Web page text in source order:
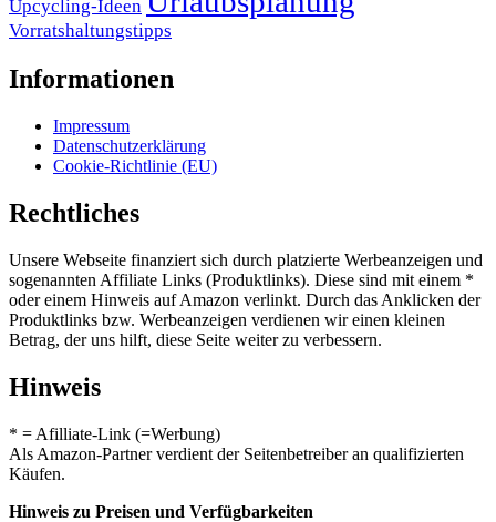
Upcycling-Ideen
Vorratshaltungstipps
Informationen
Impressum
Datenschutzerklärung
Cookie-Richtlinie (EU)
Rechtliches
Unsere Webseite finanziert sich durch platzierte Werbeanzeigen und
sogenannten Affiliate Links (Produktlinks). Diese sind mit einem *
oder einem Hinweis auf Amazon verlinkt. Durch das Anklicken der
Produktlinks bzw. Werbeanzeigen verdienen wir einen kleinen
Betrag, der uns hilft, diese Seite weiter zu verbessern.
Hinweis
* = Afilliate-Link (=Werbung)
Als Amazon-Partner verdient der Seitenbetreiber an qualifizierten
Käufen.
Hinweis zu Preisen und Verfügbarkeiten